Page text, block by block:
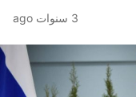
3 سنوات ago